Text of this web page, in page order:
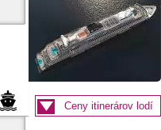
Ceny itinerárov lodí